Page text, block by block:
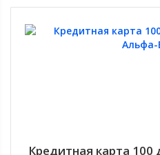
Кредитная карта